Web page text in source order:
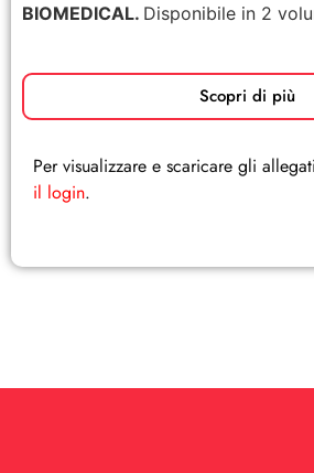
BIOMEDICAL. Disponibile in 2
Scopri di più
Per visualizzare e scaricare gli
il login.